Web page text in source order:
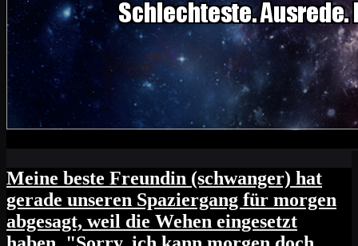
Meine beste Freundin (schwanger) hat
gerade unseren Spaziergang für morgen
abgesagt, weil die Wehen eingesetzt